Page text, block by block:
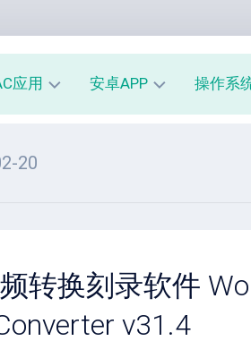
应用 安卓APP
安
卓
统
操作系
工
具
20
转换刻录软件
v31.4